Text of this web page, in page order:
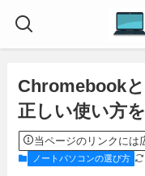
Chromebook
正しい使い方
当ページのリンクには
ノートパソコンの選び方